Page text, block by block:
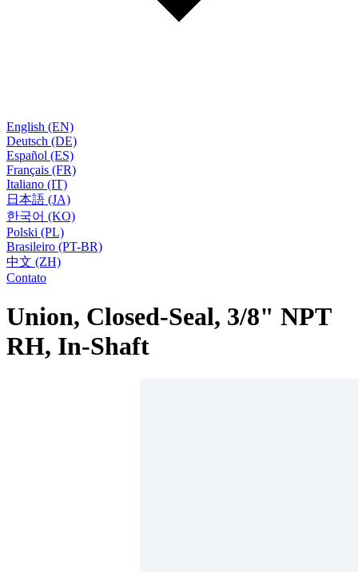
English (EN)
Deutsch (DE)
Español (ES)
Français (FR)
Italiano (IT)
日本語 (JA)
한국어 (KO)
Polski (PL)
Brasileiro (PT-BR)
中文 (ZH)
Contato
Union, Closed-Seal, 3/8" NPT
RH, In-Shaft